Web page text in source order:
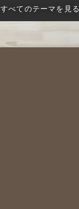
すべてのテーマを見る